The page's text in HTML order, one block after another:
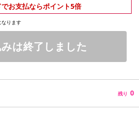
お支払ならポイント5倍
ります
は終了しました
残り 0